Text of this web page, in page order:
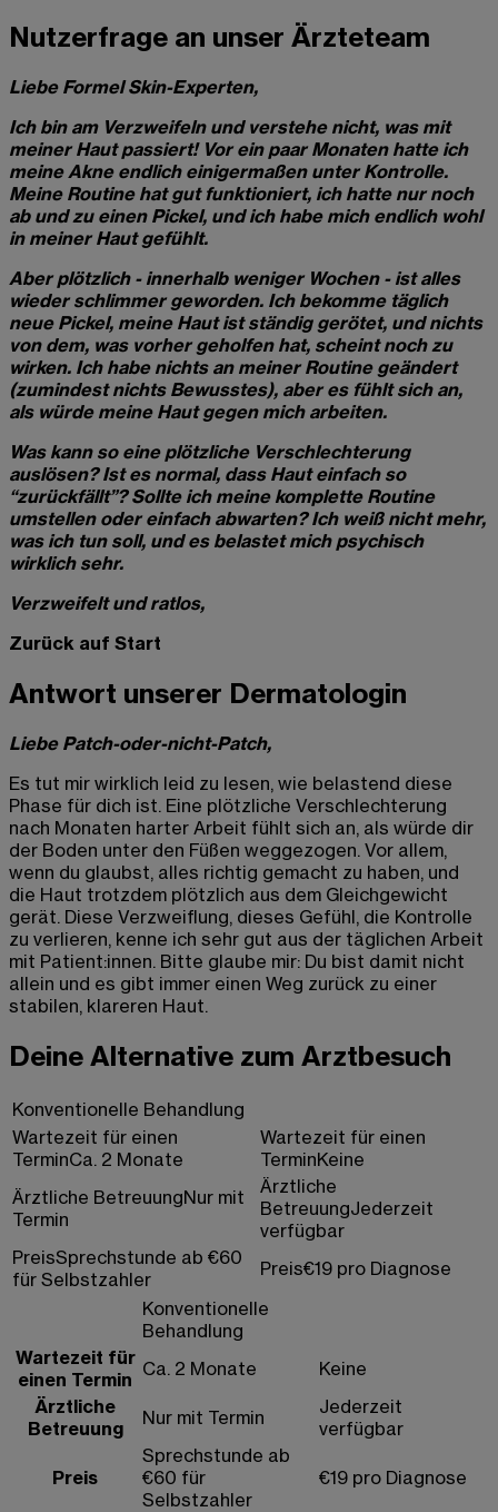
Nutzerfrage an unser Ärzteteam
Liebe Formel Skin-Experten,
Ich bin am Verzweifeln und verstehe nicht, was mit
meiner Haut passiert! Vor ein paar Monaten hatte ich
meine Akne endlich einigermaßen unter Kontrolle.
Meine Routine hat gut funktioniert, ich hatte nur noch
ab und zu einen Pickel, und ich habe mich endlich wohl
in meiner Haut gefühlt.
Aber plötzlich - innerhalb weniger Wochen - ist alles
wieder schlimmer geworden. Ich bekomme täglich
neue Pickel, meine Haut ist ständig gerötet, und nichts
von dem, was vorher geholfen hat, scheint noch zu
wirken. Ich habe nichts an meiner Routine geändert
(zumindest nichts Bewusstes), aber es fühlt sich an,
als würde meine Haut gegen mich arbeiten.
Was kann so eine plötzliche Verschlechterung
auslösen? Ist es normal, dass Haut einfach so
“zurückfällt”? Sollte ich meine komplette Routine
umstellen oder einfach abwarten? Ich weiß nicht mehr,
was ich tun soll, und es belastet mich psychisch
wirklich sehr.
Verzweifelt und ratlos,
Zurück auf Start
Antwort unserer Dermatologin
Liebe Patch-oder-nicht-Patch,
Es tut mir wirklich leid zu lesen, wie belastend diese
Phase für dich ist. Eine plötzliche Verschlechterung
nach Monaten harter Arbeit fühlt sich an, als würde dir
der Boden unter den Füßen weggezogen. Vor allem,
wenn du glaubst, alles richtig gemacht zu haben, und
die Haut trotzdem plötzlich aus dem Gleichgewicht
gerät. Diese Verzweiflung, dieses Gefühl, die Kontrolle
zu verlieren, kenne ich sehr gut aus der täglichen Arbeit
mit Patient:innen. Bitte glaube mir: Du bist damit nicht
allein und es gibt immer einen Weg zurück zu einer
stabilen, klareren Haut.
Deine Alternative zum Arztbesuch
Konventionelle Behandlung
Wartezeit für einen
TerminCa. 2 Monate
Wartezeit für einen
TerminKeine
Ärztliche BetreuungNur mit
Termin
Ärztliche
BetreuungJederzeit
verfügbar
PreisSprechstunde ab €60
für Selbstzahler
Preis€19 pro Diagnose
Konventionelle
Behandlung
Wartezeit für
einen Termin Ca. 2 Monate
Keine
Ärztliche
Betreuung
Nur mit Termin
Jederzeit
verfügbar
Preis
Sprechstunde ab
€60 für
Selbstzahler
€19 pro Diagnose